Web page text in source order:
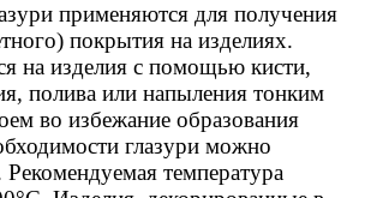
применяются для получения
покрытия на изделиях.
на изделия с помощью кисти,
полива или напыления тонким
во избежание образования
глазури можно
Рекомендуемая температура